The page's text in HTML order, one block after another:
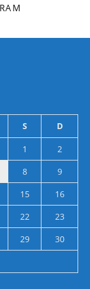
S D
1
2
8
9
15
16
22
23
29
30